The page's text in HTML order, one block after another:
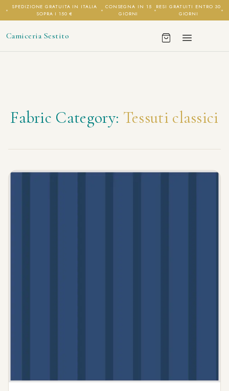
SPEDIZIONE GRATUITA IN ITALIA
SOPRA I 150 €
CONSEGNA IN 15
GIORNI
RESI GRATUITI ENTRO 30
GIORNI
Camiceria Sestito
Fabric Category: Tessuti classici